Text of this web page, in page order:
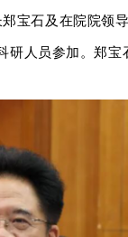
宝石及在院院领
人员参加。郑宝